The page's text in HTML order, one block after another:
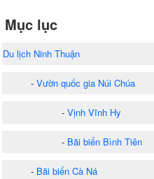
Mục lục
Du lịch Ninh Thuận
- Vườn quốc gia Núi Chúa
- Vịnh Vĩnh Hy
- Bãi biển Bình Tiên
- Bãi biển Cà Ná